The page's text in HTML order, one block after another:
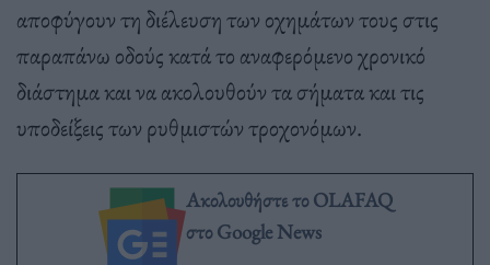
αποφύγουν τη διέλευση των οχημάτων τους στις
παραπάνω οδούς κατά το αναφερόμενο χρονικό
διάστημα και να ακολουθούν τα σήματα και τις
υποδείξεις των ρυθμιστών τροχονόμων.
Ακολουθήστε το OLAFAQ
στο Google News